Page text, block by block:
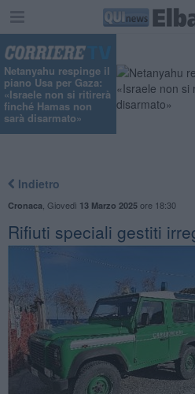
Netanyahu respinge il
piano Usa per Gaza:
«Israele non si ritirerà
finché Hamas non
sarà disarmato»
Indietro
Cronaca Giovedì 13 Marzo 2025ore 18:30
Rifiuti speciali gestiti